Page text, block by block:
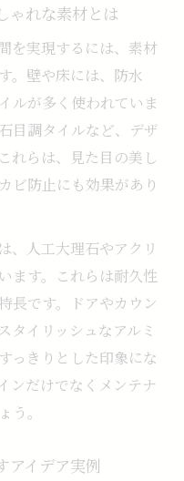
ゃれな素材とは
を実現するには、素材
。壁や床には、防水
ルが多く使われていま
目調タイルなど、デザ
れらは、見た目の美し
ビ防止にも効果があり
、人工大理石やアクリ
ます。これらは耐久性
長です。ドアやカウン
タイリッシュなアルミ
っきりとした印象にな
ンだけでなくメンテナ
う。
アイデア実例